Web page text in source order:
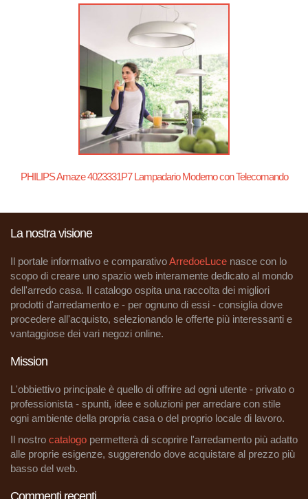
PHILIPS Amaze 4023331P7 Lampadario Moderno con Telecomando
La nostra visione
Il portale informativo e comparativoArredoeLuce nasce con lo
scopo di creare uno spazio web interamente dedicato al mondo
dell'arredo casa. Il catalogo ospita una raccolta dei migliori
prodotti d'arredamento e - per ognuno di essi - consiglia dove
procedere all'acquisto, selezionando le offerte più interessanti e
vantaggiose dei vari negozi online.
Mission
L'obbiettivo principale è quello di offrire ad ogni utente - privato o
professionista - spunti, idee e soluzioni per arredare con stile
ogni ambiente della propria casa o del proprio locale di lavoro.
Il nostro catalogo permetterà di scoprire l'arredamento più adatto
alle proprie esigenze, suggerendo dove acquistare al prezzo più
basso del web.